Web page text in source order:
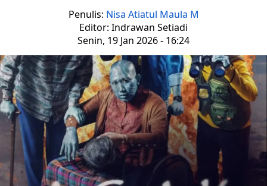
Penulis: Nisa Atiatul Maula M
Editor: Indrawan Setiadi
Senin, 19 Jan 2026 - 16:24